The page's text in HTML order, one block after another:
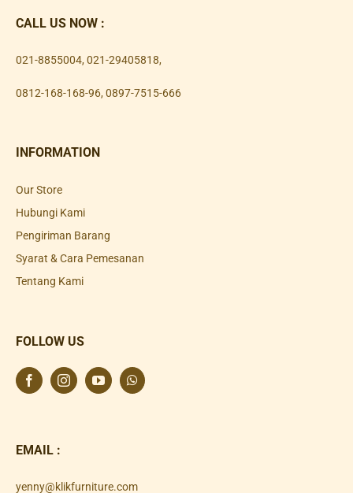
CALL US NOW :
021-8855004, 021-29405818,
0812-168-168-96, 0897-7515-666
INFORMATION
Our Store
Hubungi Kami
Pengiriman Barang
Syarat & Cara Pemesanan
Tentang Kami
FOLLOW US
EMAIL :
yenny@klikfurniture.com